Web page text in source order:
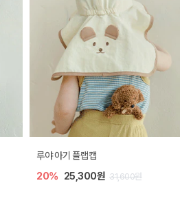
루야 아기 플랩캡
20% 25,300원 31,600원